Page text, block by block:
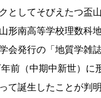
としてそびえたつ盃
形南高等学校理数科
発行の「地質学雑
（中期中新世）に
て誕生したことが判